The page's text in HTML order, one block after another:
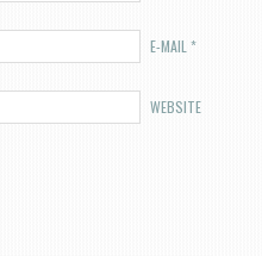
E-MAIL *
WEBSITE